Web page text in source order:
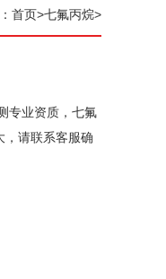
首页>七氟丙烷>
专业资质，七氟
，请联系客服确